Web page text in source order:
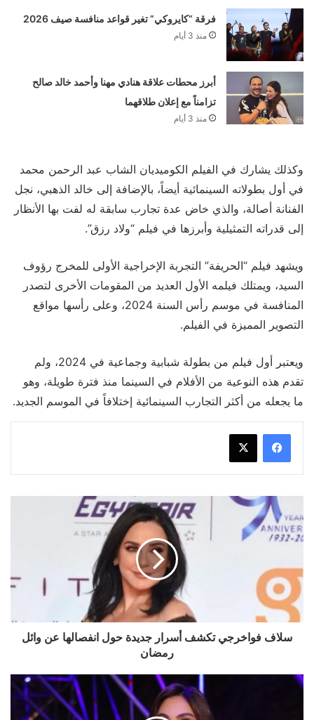
فرقة “كايروكي” تغير قواعد منافسة صيف 2026
منذ 3 أيام
أبرز محطات علاقة هنادي مهنا وأحمد خالد صالح
تزامناً مع إعلان طلاقهما
منذ 3 أيام
وكذلك يشارك في الفيلم الكوميديان الشاب عبد الرحمن محمد
في أول بطولاته السينمائية أيضاً، بالإضافة إلى خالد الذهبي، نجل
الفنانة أصالة، والذي خاض عدة تجارب سابقة له لفت بها الأنظار
إلى قدراته التمثيلية وأبرزها في فيلم “ولاد رزق”.
ويشهد فيلم “الحريفة” التجربة الإخراجية الأولى للمخرج رؤوف
السيد، ويمتلك فيلمه الأول العديد من المقومات الأخرى لتصدر
المنافسة في موسم رأس السنة 2024، وعلى رأسها مواقع
التصوير المميزة في الفيلم.
ويعتبر أول فيلم من بطولة شبابية وجماعية في 2024، ولم
تقدم هذه النوعية من الأفلام في السينما منذ فترة طويلة، وهو
ما يجعله من أكثر التجارب السينمائية إختلافاً في الموسم الجديد.
فواخرجي
تكشف
أسرار
حول
انفصالها
عن
وائل
رمضان
سلاف فواخرجي تكشف أسرار جديدة حول انفصالها عن وائل
رمضان
إليسا